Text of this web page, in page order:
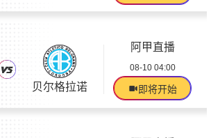
贝尔格拉诺
阿甲直播
08-10 04:00
即将开始